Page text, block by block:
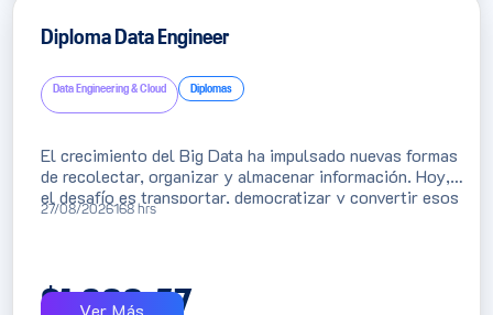
Diploma Data Engineer
Data Engineering & Cloud Diplomas
El crecimiento del Big Data ha impulsado nuevas formas
de recolectar, organizar y almacenar información. Hoy,
el desafío es transportar, democratizar y convertir esos
datos en un soporte confiable para toda la organización.
27/08/2026168 hrs
$ 1,388.57
Ver Más